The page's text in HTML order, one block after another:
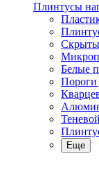
Плинтусы
Белые
Пороги
Еще